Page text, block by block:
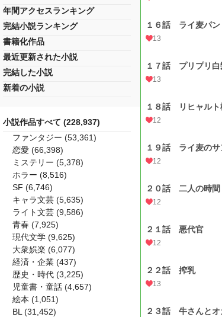
１６話 ライ麦パン
13
１７話 プリプリ白
13
１８話 リヒャルト
12
１９話 ライ麦のサ
12
２０話 二人の時間
12
２１話 悪代官
12
２２話 搾乳
13
２３話 牛さんとオ
年間アクセスランキング
完結小説ランキング
書籍化作品
最近更新された小説
完結した小説
新着の小説
小説作品すべて (228,937)
ファンタジー (53,361)
恋愛 (66,398)
ミステリー (5,378)
ホラー (8,516)
SF (6,746)
キャラ文芸 (5,635)
ライト文芸 (9,586)
青春 (7,925)
現代文学 (9,625)
大衆娯楽 (6,077)
経済・企業 (437)
歴史・時代 (3,225)
児童書・童話 (4,657)
絵本 (1,051)
BL (31,452)